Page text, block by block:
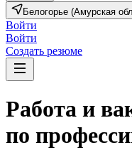
Белогорье (Амурская
Войти
Войти
Создать резюме
Работа и
по